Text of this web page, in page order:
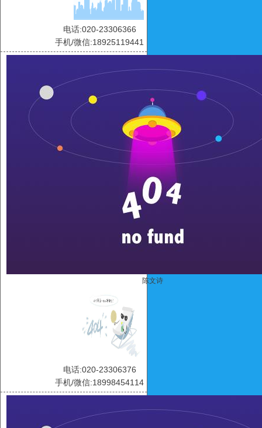
电话:020-23306366
手机/微信:18925119441
陈文诗
电话:020-23306376
手机/微信:18998454114